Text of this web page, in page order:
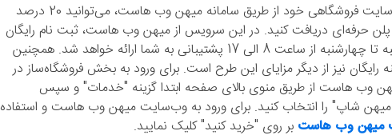
برای ساخت سایت فروشگاهی خود از طریق سامانه میهن وب هاست، می‌توانید 20 درصد
حرفه‌ای دریافت کنید. در این سرویس از میهن وب هاست، ثبت نام رایگان
است و از شنبه تا چهارشنبه از ساعت 8 الی 17 پشتیبانی به شما ارائه خواهد شد. همچنین
رایگان نیز از دیگر مزایای این طرح است. برای ورود به بخش فروشگاه‌ساز در
وب هاست از طریق منوی بالای صفحه ابتدا گزینه "خدمات" و سپس
میهن شاپ" را انتخاب کنید. برای ورود به وب‌سایت میهن وب هاست و استفاده
میهن وب هاست بر روی "خرید کنید" کلیک نمایید.